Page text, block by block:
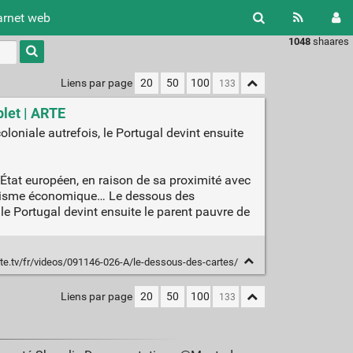
web
1048 shaares
Type 1 or
more
characters
results.
Liens par page 20 50 100
| ARTE
autrefois, le Portugal devint ensuite
européen, en raison de sa proximité avec
économique… Le dessous des
Portugal devint ensuite le parent pauvre de
fr/videos/091146-026-A/le-dessous-des-cartes/
Liens par page 20 50 100